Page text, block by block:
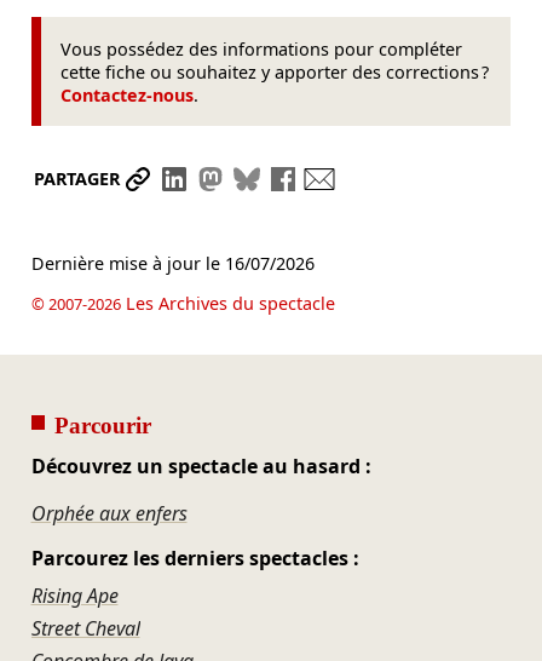
Vous possédez des informations pour compléter
cette fiche ou souhaitez y apporter des corrections ?
Contactez-nous.
PARTAGER Partager le lien
Partager sur LinkedIn
Partager sur Mastodon
Partager sur Bluesky
Partager sur Facebook
Dernière mise à jour le 16/07/2026
© 2007-2026Les Archives du spectacle
Parcourir
Découvrez un spectacle au hasard :
Orphée aux enfers
Parcourez les derniers spectacles :
Rising Ape
Street Cheval